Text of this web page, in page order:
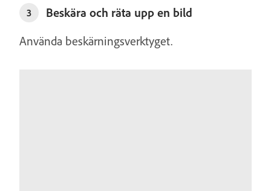
3
Beskära och räta upp en bild
Använda beskärningsverktyget.